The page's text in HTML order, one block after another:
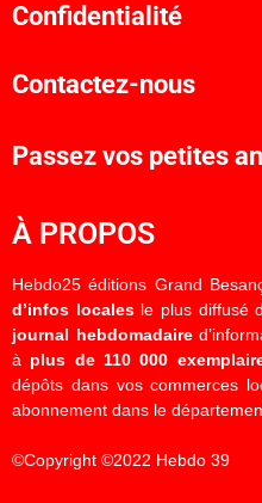
Confidentialité
Contactez-nous
Passez vos petites
À PROPOS
Hebdo25 éditions Grand
d’infos localesle plus diffusé
journal hebdomadaire
à plus de 110 000
dépôts dans vos commerces
abonnement dans le
©Copyright ©2022 Hebdo 39